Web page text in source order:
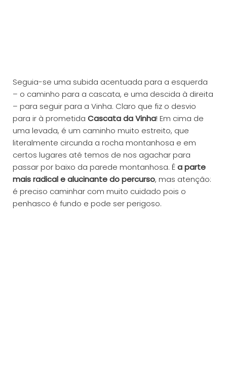
Seguia-se uma subida acentuada para a esquerda
– o caminho para a cascata, e uma descida à direita
– para seguir para a Vinha. Claro que fiz o desvio
para ir à prometida Cascata da Vinha! Em cima de
uma levada, é um caminho muito estreito, que
literalmente circunda a rocha montanhosa e em
certos lugares até temos de nos agachar para
passar por baixo da parede montanhosa. Éa parte
mais radical e alucinante do percurso, mas atenção:
é preciso caminhar com muito cuidado pois o
penhasco é fundo e pode ser perigoso.